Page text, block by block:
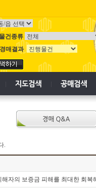
물건종류
경매결과
.
자의 보증금 피해를 최대한 회복